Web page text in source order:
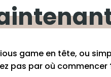
game en tête, ou
pas par où commencer